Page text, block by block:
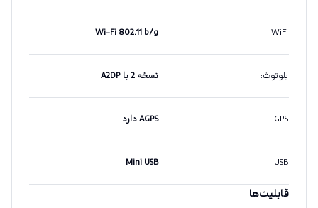
WiFi
:
Wi-Fi 802.11 b/g
بلوتوث: نسخه 2 با A2DP
GPS
: AGPS دارد
USB
:
Mini USB
قابلیت‌ها